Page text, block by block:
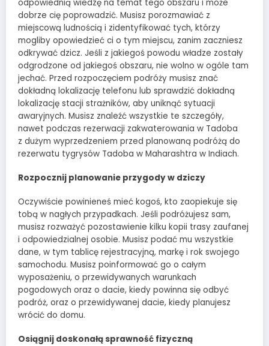
odpowiednią wiedzę na temat tego obszaru i może
dobrze cię poprowadzić. Musisz porozmawiać z
miejscową ludnością i zidentyfikować tych, którzy
mogliby opowiedzieć ci o tym miejscu, zanim zaczniesz
odkrywać dzicz. Jeśli z jakiegoś powodu władze zostały
odgrodzone od jakiegoś obszaru, nie wolno w ogóle tam
jechać. Przed rozpoczęciem podróży musisz znać
dokładną lokalizację telefonu lub sprawdzić dokładną
lokalizację stacji strażników, aby uniknąć sytuacji
awaryjnych. Musisz znaleźć wszystkie te szczegóły,
nawet podczas rezerwacji zakwaterowania w Tadoba
z dużym wyprzedzeniem przed planowaną podróżą do
rezerwatu tygrysów Tadoba w Maharashtra w Indiach.
Rozpocznij planowanie przygody w dziczy
Oczywiście powinieneś mieć kogoś, kto zaopiekuje się
tobą w nagłych przypadkach. Jeśli podróżujesz sam,
musisz rozważyć pozostawienie kilku kopii trasy zaufanej
i odpowiedzialnej osobie. Musisz podać mu wszystkie
dane, w tym tablicę rejestracyjną, markę i rok swojego
samochodu. Musisz poinformować go o całym
wyposażeniu, o przewidywanych warunkach
pogodowych oraz o dacie, kiedy powinna się odbyć
podróż, oraz o przewidywanej dacie, kiedy planujesz
wrócić do domu.
Osiągnij doskonałą sprawność fizyczną